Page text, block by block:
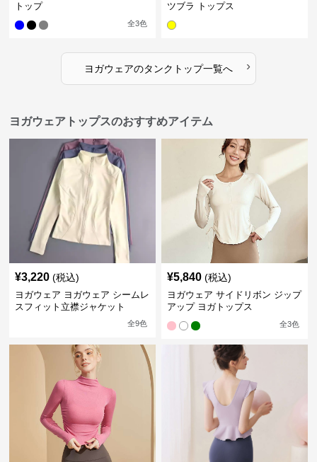
トップ
全3色
ツブラ トップス
ヨガウェアのタンクトップ一覧へ ›
ヨガウェアトップスのおすすめアイテム
¥3,220 (税込)
ヨガウェア ヨガウェア シームレ
スフィット立襟ジャケット
全9色
¥5,840 (税込)
ヨガウェア サイドリボン ジップ
アップ ヨガトップス
全3色